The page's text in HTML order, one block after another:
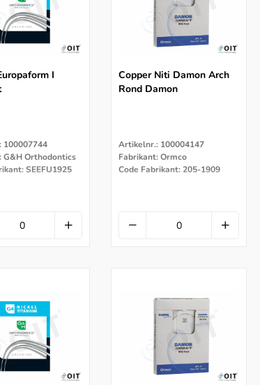
I
G&H Orthodontics
SEEFU1925
Copper Niti Damon Arch
Rond Damon
Artikelnr.: 100004147
Fabrikant: Ormco
Code Fabrikant: 205-1909